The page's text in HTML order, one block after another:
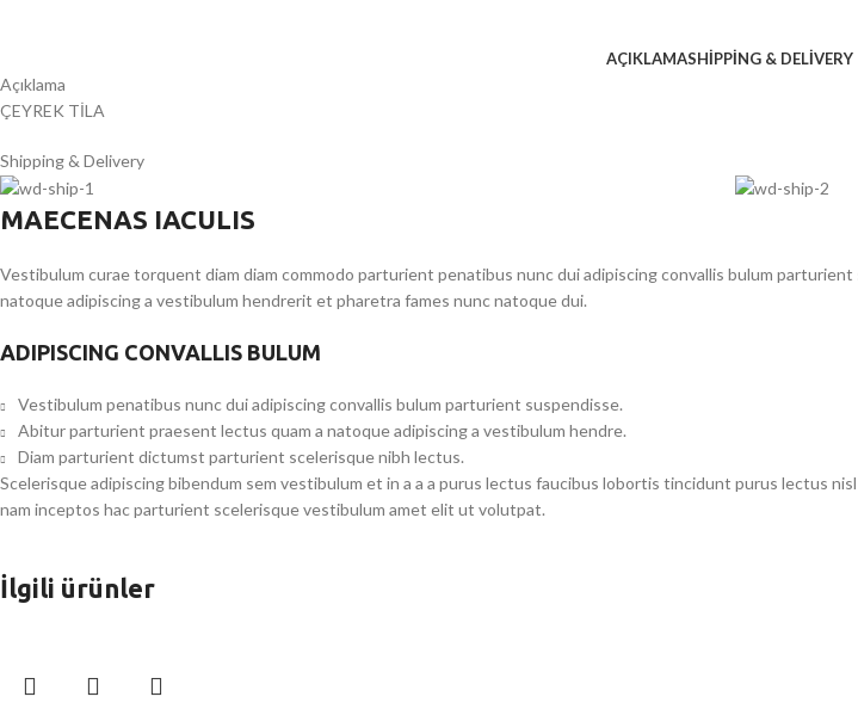
AÇIKLAMASHIPPING & DELIVERY
Açıklama
ÇEYREK TİLA
Shipping & Delivery
MAECENAS IACULIS
Vestibulum curae torquent diam diam commodo parturient penatibus nunc dui adipiscing convallis bulum
natoque adipiscing a vestibulum hendrerit et pharetra fames nunc natoque dui.
ADIPISCING CONVALLIS BULUM
Vestibulum penatibus nunc dui adipiscing convallis bulum parturient suspendisse.
Abitur parturient praesent lectus quam a natoque adipiscing a vestibulum hendre.
Diam parturient dictumst parturient scelerisque nibh lectus.
Scelerisque adipiscing bibendum sem vestibulum et in a a a purus lectus faucibus lobortis tincidunt purus lectus
nam inceptos hac parturient scelerisque vestibulum amet elit ut volutpat.
İlgili ürünler